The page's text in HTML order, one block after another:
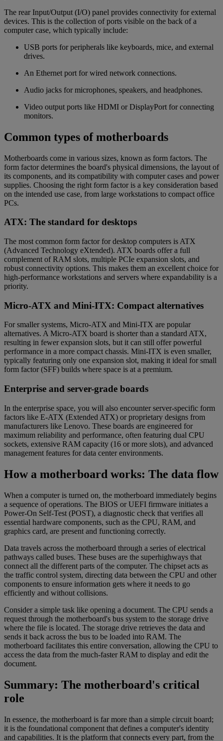
The rear Input/Output (I/O) panel provides connectivity for external
devices. This is the collection of ports visible on the back of a
computer case, which typically include:
USB ports for peripherals like keyboards, mice, and external
drives.
An Ethernet port for wired network connections.
Audio jacks for microphones, speakers, and headphones.
Video output ports like HDMI or DisplayPort for connecting
monitors.
Common types of motherboards
Motherboards come in various sizes, known as form factors. The
form factor determines the board's physical dimensions, the layout of
its components, and its compatibility with computer cases and power
supplies. Choosing the right form factor is a key consideration based
on the intended use case, from large workstations to compact office
PCs.
ATX: The standard for desktops
The most common form factor for desktop computers is ATX
(Advanced Technology eXtended). ATX boards offer a full
complement of RAM slots, multiple PCIe expansion slots, and
robust connectivity options. This makes them an excellent choice for
high-performance workstations and servers where expandability is a
priority.
Micro-ATX and Mini-ITX: Compact alternatives
For smaller systems, Micro-ATX and Mini-ITX are popular
alternatives. A Micro-ATX board is shorter than a standard ATX,
resulting in fewer expansion slots, but it can still offer powerful
performance in a more compact chassis. Mini-ITX is even smaller,
typically featuring only one expansion slot, making it ideal for small
form factor (SFF) builds where space is at a premium.
Enterprise and server-grade boards
In the enterprise space, you will also encounter server-specific form
factors like E-ATX (Extended ATX) or proprietary designs from
manufacturers like Lenovo. These boards are engineered for
maximum reliability and performance, often featuring dual CPU
sockets, extensive RAM capacity (16 or more slots), and advanced
management features for data center environments.
How a motherboard works: The data flow
When a computer is turned on, the motherboard immediately begins
a sequence of operations. The BIOS or UEFI firmware initiates a
Power-On Self-Test (POST), a diagnostic check that verifies all
essential hardware components, such as the CPU, RAM, and
graphics card, are present and functioning correctly.
Data travels across the motherboard through a series of electrical
pathways called buses. These buses are the superhighways that
connect all the different parts of the computer. The chipset acts as
the traffic control system, directing data between the CPU and other
components to ensure information gets where it needs to go
efficiently and without collisions.
Consider a simple task like opening a document. The CPU sends a
request through the motherboard's bus system to the storage drive
where the file is located. The storage drive retrieves the data and
sends it back across the bus to be loaded into RAM. The
motherboard facilitates this entire conversation, allowing the CPU to
access the data from the much-faster RAM to display and edit the
document.
Summary: The motherboard's critical
role
In essence, the motherboard is far more than a simple circuit board;
it is the foundational component that defines a computer's identity
and capabilities. It is the platform that connects every part, from the